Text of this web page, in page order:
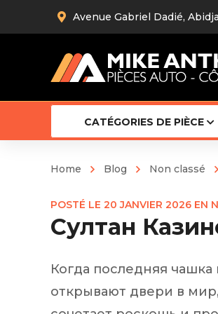
Avenue Gabriel Dadié,
CATÉGORIES DE PIÈCE
Home Blog Non classé
POSTÉ LE 20 JANVIER 2026 EN
Султан
Когда последняя
открывают двери в